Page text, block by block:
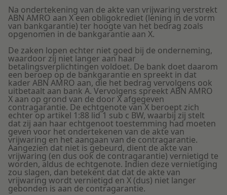
Na ondertekening van de akte van vrijwaring verstrekt
ABN AMRO aan X een obligokrediet (lening in de vorm
van bankgarantie) ter hoogte van het bedrag zoals
opgenomen in de bankgarantie aan X.
De zaken lopen echter niet goed bij de onderneming,
waardoor zij niet langer aan haar
betalingsverplichtingen voldoet. De bank doet daarom
een beroep op de bankgarantie en spreekt in dat
kader ABN AMRO aan, die het bedrag vervolgens ook
uitbetaalt aan bank A. Vervolgens spreekt ABN AMRO
X aan op grond van de door X afgegeven
contragarantie. De echtgenote van X beroept zich
echter op artikel 1:88 lid 1 sub c BW, waarbij zij stelt
dat zij aan haar echtgenoot toestemming had moeten
geven voor het ondertekenen van de akte van
vrijwaring en het aangaan van de contragarantie.
Aangezien dat niet is gebeurd, dient de akte van
vrijwaring (en dus ook de contragarantie) vernietigd te
worden, aldus de echtgenote. Indien deze vernietiging
zou slagen, dan betekent dat dat de akte van
vrijwaring wordt vernietigd en X (dus) niet langer
gebonden is aan de contragarantie.